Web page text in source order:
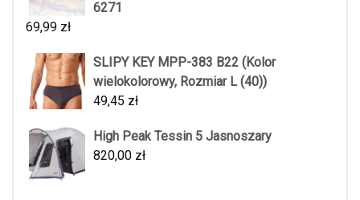
6271
69,99 zł
SLIPY KEY MPP-383 B22 (Kolor
wielokolorowy, Rozmiar L (40))
49,45 zł
High Peak Tessin 5 Jasnoszary
820,00 zł